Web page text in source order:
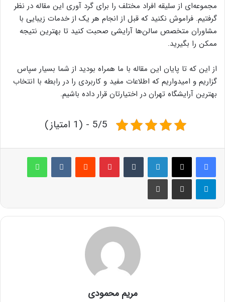
مجموعه‌ای از سلیقه‌ افراد مختلف را برای گرد آوری این مقاله در نظر
گرفتیم. فراموش نکنید که قبل از انجام هر یک از خدمات زیبایی با
مشاوران متخصص سالن‌ها آرایشی صحبت کنید تا بهترین نتیجه
ممکن را بگیرید.
از این که تا پایان این مقاله با ما همراه بودید از شما بسیار سپاس
گزاریم و امیدواریم که اطلاعات مفید و کاربردی را در رابطه با انتخاب
بهترین آرایشگاه تهران در اختیارتان قرار داده باشیم.
5/5 - (1 امتیاز)
لینکدین ‫تامبلر پینترست‫رددیت ‫VKontakteواتس آپ
تلگرام اشتراک گذاری از طریق ایمیل چاپ
مریم محمودی